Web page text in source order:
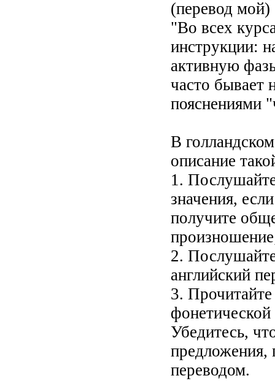
(перевод мой)
"Во всех
инструкции:
активную
часто бывает
пояснениями
В
описание
1.
значения,
получите
2.
английский
3.
Убедитесь,
предложения,
переводом.